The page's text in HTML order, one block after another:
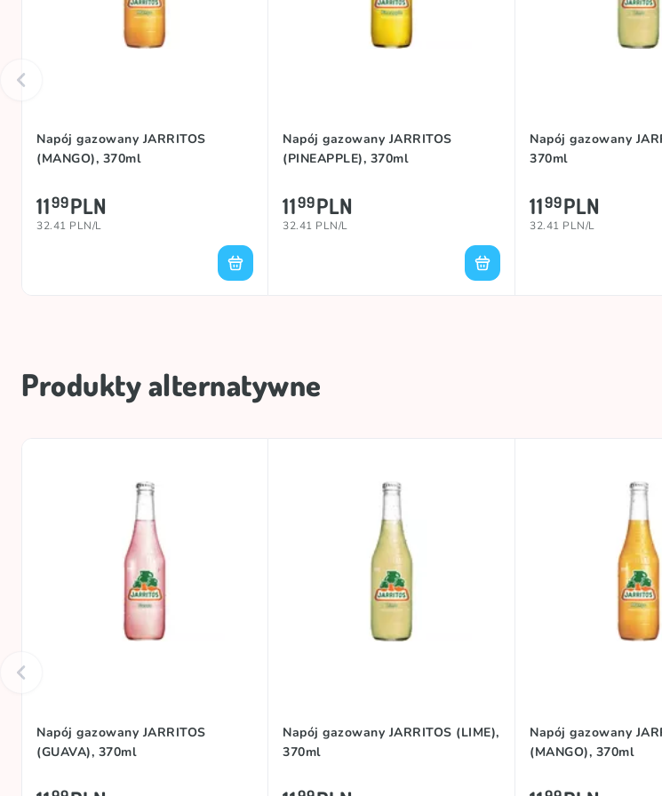
Napój gazowany JARRITOS
(MANGO), 370ml
1199PLN
32.41 PLN/L
Napój gazowany JARRITOS
(PINEAPPLE), 370ml
1199PLN
32.41 PLN/L
Napój gazowany
370ml
1199PLN
32.41 PLN/L
Produkty alternatywne
Napój gazowany JARRITOS
(GUAVA), 370ml
Napój gazowany JARRITOS (LIME),
370ml
Napój gazowany
(MANGO), 370ml